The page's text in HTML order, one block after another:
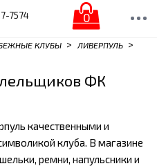
7574 0
КЛУБЫ > ЛИВЕРПУЛЬ >
ФК
качественными и
клуба. В магазине
ремни, напульсники и